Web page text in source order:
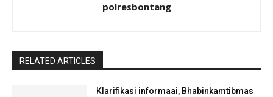
polresbontang
RELATED ARTICLES
Klarifikasi informaai, Bhabinkamtibmas